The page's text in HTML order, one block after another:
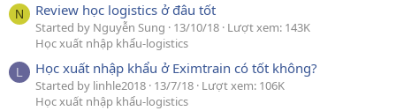
N Review học logistics ở đâu tốt
Started by Nguyễn Sung 13/10/18 Lượt xem: 143K
Học xuất nhập khẩu-logistics
L Học xuất nhập khẩu ở Eximtrain có tốt không?
Started by linhle2018 13/7/18 Lượt xem: 106K
Học xuất nhập khẩu-logistics